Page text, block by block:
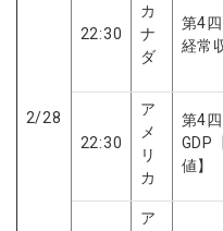
2/28
22:30
カ
ナ
ダ
第4
経常
22:30
ア
メ
リ
カ
第4
GDP
値】
ア